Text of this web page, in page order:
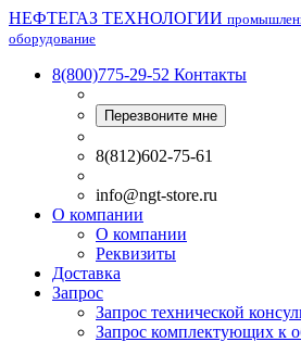
НЕФТЕГАЗ ТЕХНОЛОГИИ
оборудование
8(800)775-29-52 Контакты
Перезвоните мне
8(812)602-75-61
info@ngt-store.ru
О компании
О компании
Реквизиты
Доставка
Запрос
Запрос технической
Запрос комплектующих к